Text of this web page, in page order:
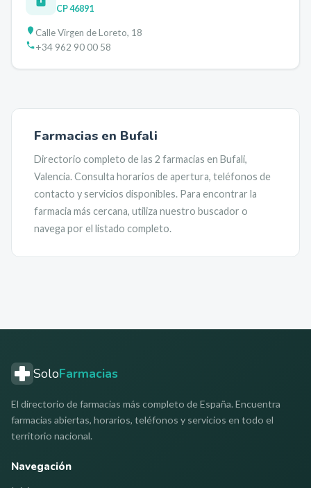
CP46891
Calle Virgen de Loreto, 18
+34 962 90 00 58
Farmacias en Bufali
Directorio completo de las 2 farmacias en Bufali,
Valencia. Consulta horarios de apertura, teléfonos de
contacto y servicios disponibles. Para encontrar la
farmacia más cercana, utiliza nuestro buscador o
navega por el listado completo.
SoloFarmacias
El directorio de farmacias más completo de España. Encuentra
farmacias abiertas, horarios, teléfonos y servicios en todo el
territorio nacional.
Navegación